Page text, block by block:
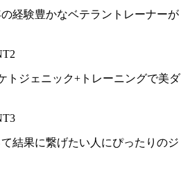
の経験豊かなベテラントレーナーが
トジェニック+トレーニングで美ダ
結果に繋げたい人にぴったりのジ